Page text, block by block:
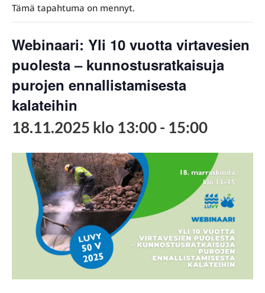
Tämä tapahtuma on mennyt.
Webinaari: Yli 10 vuotta virtavesien
puolesta – kunnostusratkaisuja
purojen ennallistamisesta
kalateihin
18.11.2025 klo 13:00- 15:00